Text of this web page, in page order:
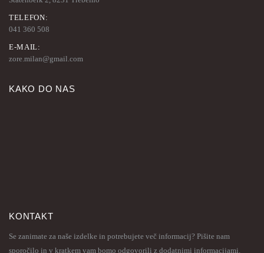
TELEFON:
041 360 508
E-MAIL:
zore.milan@gmail.com
KAKO DO NAS
KONTAKT
Se zanimate za naše izdelke in potrebujete več informacij? Pišite nam
sporočilo in v kratkem vam bomo odgovorili z dodatnimi informacijami.